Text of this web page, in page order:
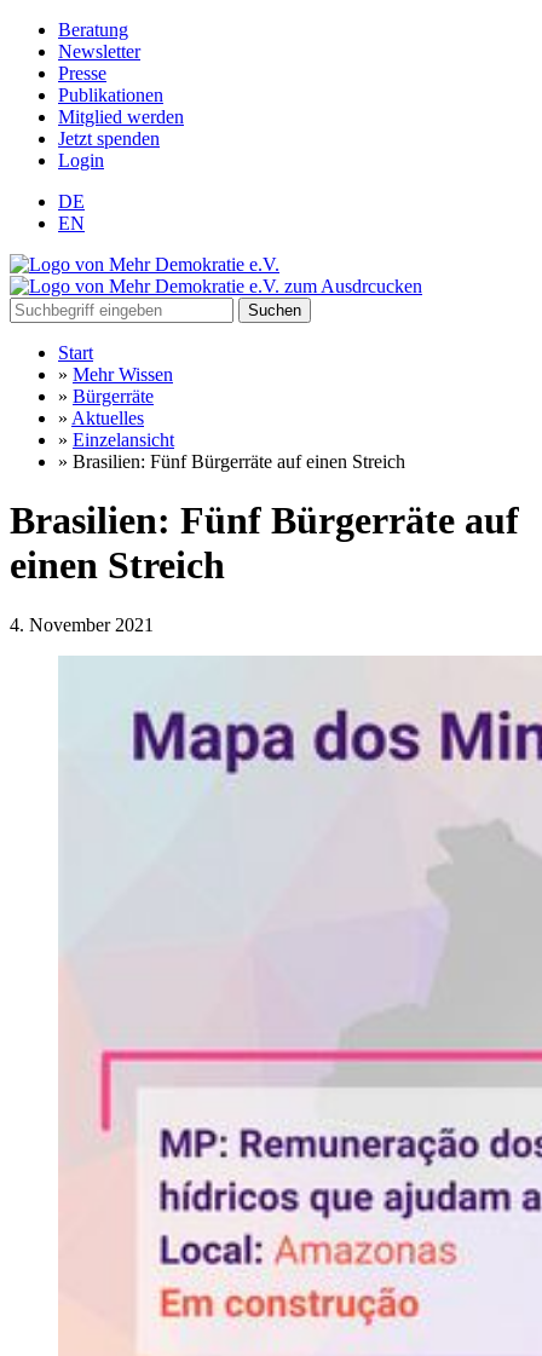
Beratung
Newsletter
Presse
Publikationen
Mitglied werden
Jetzt spenden
Login
DE
EN
Suchen
Start
» Mehr Wissen
» Bürgerräte
» Aktuelles
» Einzelansicht
» Brasilien: Fünf Bürgerräte auf einen Streich
Brasilien: Fünf Bürgerräte auf
einen Streich
4. November 2021